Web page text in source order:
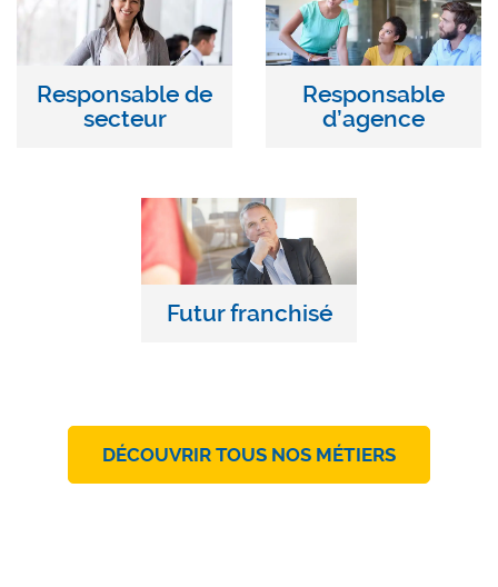
Responsable de
secteur
Responsable
d’agence
Futur franchisé
DÉCOUVRIR TOUS NOS MÉTIERS